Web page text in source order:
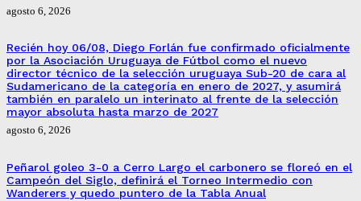
agosto 6, 2026
Recién hoy 06/08, Diego Forlán fue confirmado oficialmente
por la Asociación Uruguaya de Fútbol como el nuevo
director técnico de la selección uruguaya Sub-20 de cara al
Sudamericano de la categoría en enero de 2027, y asumirá
también en paralelo un interinato al frente de la selección
mayor absoluta hasta marzo de 2027
agosto 6, 2026
Peñarol goleo 3-0 a Cerro Largo el carbonero se floreó en el
Campeón del Siglo, definirá el Torneo Intermedio con
Wanderers y quedo puntero de la Tabla Anual